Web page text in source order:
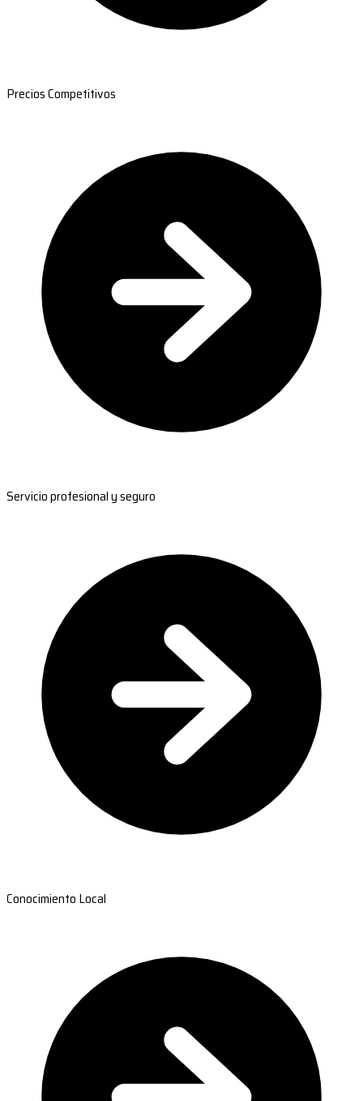
Precios Competitivos
Servicio profesional y seguro
Conocimiento Local